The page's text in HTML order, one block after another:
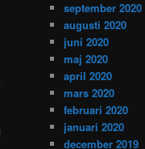
september 2020
augusti 2020
juni 2020
maj 2020
april 2020
mars 2020
februari 2020
januari 2020
december 2019